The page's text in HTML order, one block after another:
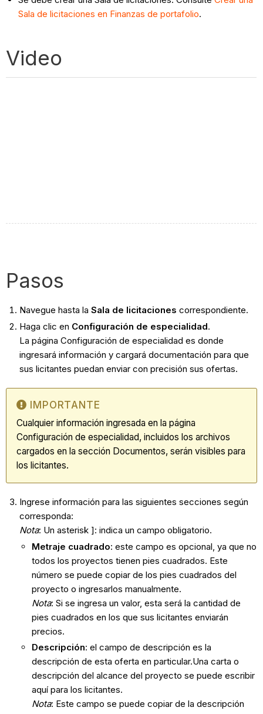
Sala de licitaciones en Finanzas de portafolio.
Video
Pasos
Navegue hasta la Sala de licitaciones correspondiente.
Haga clic en Configuración de especialidad.
La página Configuración de especialidad es donde
ingresará información y cargará documentación para que
sus licitantes puedan enviar con precisión sus ofertas.
IMPORTANTE
Cualquier información ingresada en la página
Configuración de especialidad, incluidos los archivos
cargados en la sección Documentos, serán visibles para
los licitantes.
Ingrese información para las siguientes secciones según
corresponda:
Nota: Un asterisk ]: indica un campo obligatorio.
Metraje cuadrado: este campo es opcional, ya que no
todos los proyectos tienen pies cuadrados. Este
número se puede copiar de los pies cuadrados del
proyecto o ingresarlos manualmente.
Nota: Si se ingresa un valor, esta será la cantidad de
pies cuadrados en los que sus licitantes enviarán
precios.
Descripción: el campo de descripción es la
descripción de esta oferta en particular.Una carta o
descripción del alcance del proyecto se puede escribir
aquí para los licitantes.
Nota: Este campo se puede copiar de la descripción